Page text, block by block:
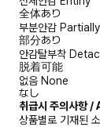
全体あり
부분안감 Partially
部分あり
안감탈부착
脱着可能
없음 None
なし
취급시 주의사
상품별로 기재된